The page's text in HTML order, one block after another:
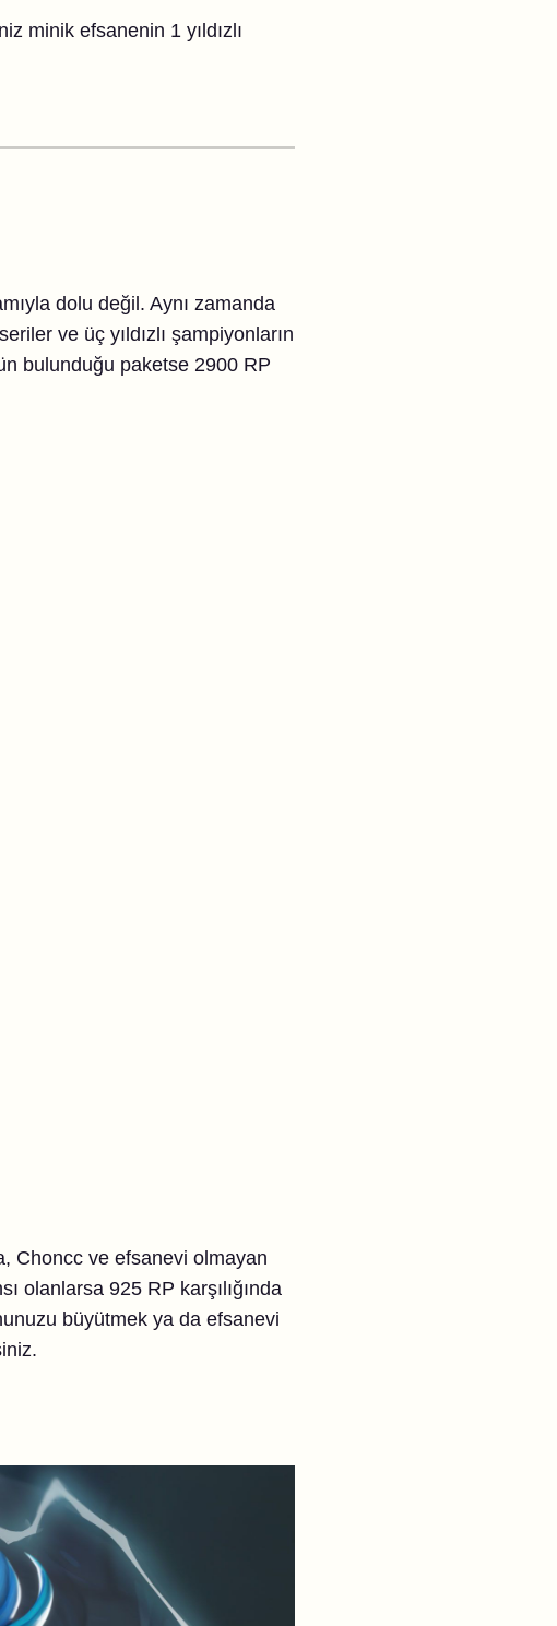
minik efsanenin 1 yıldızlı
dolu değil. Aynı zamanda
ve üç yıldızlı şampiyonların
bulunduğu paketse 2900 RP
Choncc ve efsanevi olmayan
olanlarsa 925 RP karşılığında
büyütmek ya da efsanevi